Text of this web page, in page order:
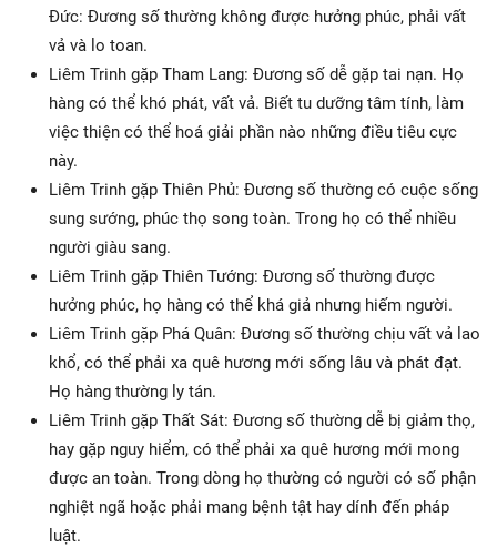
Đức: Đương số thường không được hưởng phúc, phải vất
vả và lo toan.
Liêm Trinh gặp Tham Lang: Đương số dễ gặp tai nạn. Họ
hàng có thể khó phát, vất vả. Biết tu dưỡng tâm tính, làm
việc thiện có thể hoá giải phần nào những điều tiêu cực
này.
Liêm Trinh gặp Thiên Phủ: Đương số thường có cuộc sống
sung sướng, phúc thọ song toàn. Trong họ có thể nhiều
người giàu sang.
Liêm Trinh gặp Thiên Tướng: Đương số thường được
hưởng phúc, họ hàng có thể khá giả nhưng hiếm người.
Liêm Trinh gặp Phá Quân: Đương số thường chịu vất vả lao
khổ, có thể phải xa quê hương mới sống lâu và phát đạt.
Họ hàng thường ly tán.
Liêm Trinh gặp Thất Sát: Đương số thường dễ bị giảm thọ,
hay gặp nguy hiểm, có thể phải xa quê hương mới mong
được an toàn. Trong dòng họ thường có người có số phận
nghiệt ngã hoặc phải mang bệnh tật hay dính đến pháp
luật.